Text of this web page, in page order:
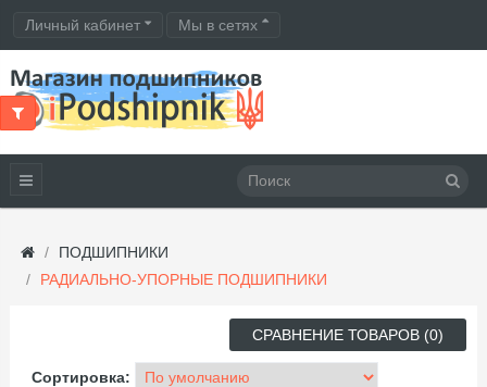
Личный кабинет Мы в сетях
ПОДШИПНИКИ
РАДИАЛЬНО-УПОРНЫЕ ПОДШИПНИКИ
СРАВНЕНИЕ ТОВАРОВ (0)
Сортировка: